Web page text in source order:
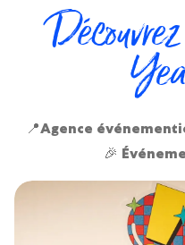
📍Agence
🎉